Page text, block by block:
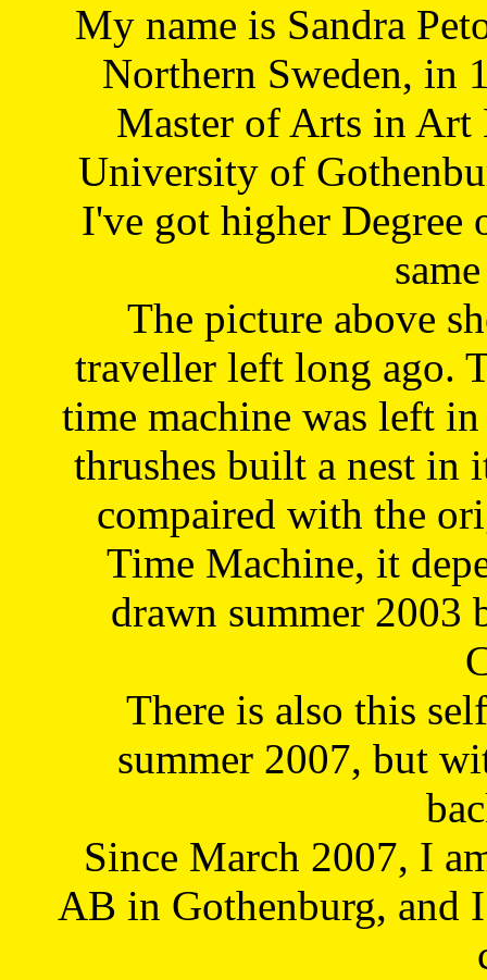
My name is Sandra
Northern Sweden, in
Master of Arts in Art
University of
I've got higher Degree
The picture above
traveller left long ago.
time machine was left
thrushes built a nest in
compaired with the
Time Machine, it
drawn summer 2003
There is also this
summer 2007, but
Since March 2007, I
AB in Gothenburg, and